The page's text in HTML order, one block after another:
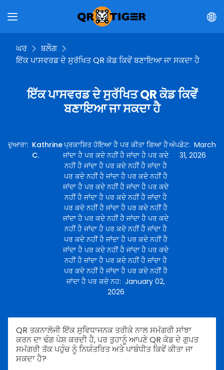
ਘਰ
ਬਲੌਗ
ਇੱਕ ਪਾਸਵਰਡ ਦੇ ਸੁਰੱਖਿਤ QR ਕੋਡ ਕਿਵੇਂ ਬਣਾਇਆ ਜਾ ਸਕਦਾ ਹੈ
ਇੱਕ ਪਾਸਵਰਡ ਦੇ ਸੁਰੱਖਿਤ QR ਕੋਡ ਕਿਵੇਂ
ਬਣਾਇਆ ਜਾ ਸਕਦਾ ਹੈ
ਦੁਆਰਾ: Kathrine
C.
ਪ੍ਰਕਾਸ਼ਿਤ ਹੋਇਆ ਹੈ ਪਰ ਕੀਤਾ ਗਿਆ ਹੈ
ਜਾਂਦਾ ਹੈ ਪਰ ਕਦੇ ਨਹੀਂ ਹੈ ਜਾਂਦਾ ਹੈ ਪਰ ਕਦੇ
ਨਹੀਂ ਹੈ ਜਾਂਦਾ ਹੈ ਪਰ ਕਦੇ ਨਹੀਂ ਹੈ ਜਾਂਦਾ ਹੈ
ਪਰ ਕਦੇ ਨਹੀਂ ਹੈ ਜਾਂਦਾ ਹੈ ਪਰ ਕਦੇ ਨਹੀਂ ਹੈ
ਜਾਂਦਾ ਹੈ ਪਰ ਕਦੇ ਨਹੀਂ ਹੈ ਜਾਂਦਾ ਹੈ ਪਰ ਕਦੇ
ਨਹੀਂ ਹੈ ਜਾਂਦਾ ਹੈ ਪਰ ਕਦੇ ਨਹੀਂ ਹੈ ਜਾਂਦਾ ਹੈ
ਪਰ ਕਦੇ ਨਹੀਂ ਹੈ ਜਾਂਦਾ ਹੈ ਪਰ ਕਦੇ ਨਹੀਂ ਹੈ
ਜਾਂਦਾ ਹੈ ਪਰ ਕਦੇ ਨਹੀਂ ਹੈ ਜਾਂਦਾ ਹੈ ਪਰ ਕਦੇ
ਨਹੀਂ ਹੈ ਜਾਂਦਾ ਹੈ ਪਰ ਕਦੇ ਨਹੀਂ ਹੈ ਜਾਂਦਾ ਹੈ
ਪਰ ਕਦੇ ਨਹੀਂ ਹੈ ਜਾਂਦਾ ਹੈ ਪਰ ਕਦੇ ਨਹੀਂ ਹੈ
ਜਾਂਦਾ ਹੈ ਪਰ ਕਦੇ ਨਹੀਂ ਹੈ ਜਾਂਦਾ ਹੈ ਪਰ ਕਦੇ
ਨਹੀਂ ਹੈ ਜਾਂਦਾ ਹੈ ਪਰ ਕਦੇ ਨਹੀਂ ਹੈ ਜਾਂਦਾ ਹੈ
ਪਰ ਕਦੇ ਨਹੀਂ ਹੈ ਜਾਂਦਾ ਹੈ ਪਰ ਕਦੇ ਨਹੀਂ ਹੈ
ਜਾਂਦਾ ਹੈ ਪਰ ਕਦੇ ਨਹ: January 02,
2026
ਅੱਪਡੇਟ: March
31, 2026
QR ਤਕਨਾਲੋਜੀ ਇੱਕ ਸੁਵਿਧਾਜਨਕ ਤਰੀਕੇ ਨਾਲ ਸਮੱਗਰੀ ਸਾਂਝਾ
ਕਰਨ ਦਾ ਢੰਗ ਪੇਸ਼ ਕਰਦੀ ਹੈ, ਪਰ ਤੁਹਾਨੂੰ ਆਪਣੇ QR ਕੋਡ ਦੇ ਗੁਪਤ
ਸਮੱਗਰੀ ਤੱਕ ਪਹੁੰਚ ਨੂੰ ਨਿਯੰਤਰਿਤ ਅਤੇ ਪਾਬੰਧੀਤ ਕਿਵੇਂ ਕੀਤਾ ਜਾ
ਸਕਦਾ ਹੈ?